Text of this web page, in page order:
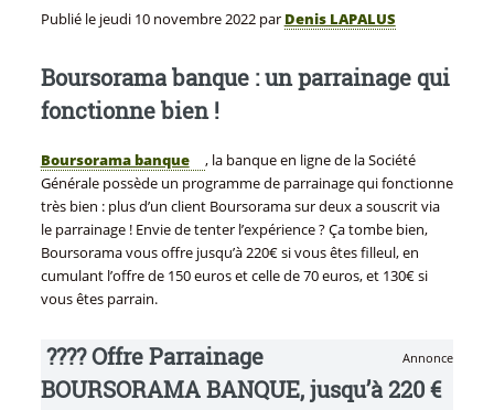
Publié le jeudi 10 novembre 2022par Denis LAPALUS
Boursorama banque : un parrainage qui
fonctionne bien !
Boursorama banque
, la banque en ligne de la Société
Générale possède un programme de parrainage qui fonctionne
très bien : plus d’un client Boursorama sur deux a souscrit via
le parrainage ! Envie de tenter l’expérience ? Ça tombe bien,
Boursorama vous offre jusqu’à 220€ si vous êtes filleul, en
cumulant l’offre de 150 euros et celle de 70 euros, et 130€ si
vous êtes parrain.
Annonce
???? Offre Parrainage
BOURSORAMA BANQUE, jusqu’à 220 €